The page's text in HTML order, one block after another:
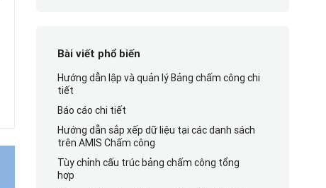
Bài viết phổ biến
Hướng dẫn lập và quản lý Bảng chấm công chi
tiết
Báo cáo chi tiết
Hướng dẫn sắp xếp dữ liệu tại các danh sách
trên AMIS Chấm công
Tùy chỉnh cấu trúc bảng chấm công tổng
hợp